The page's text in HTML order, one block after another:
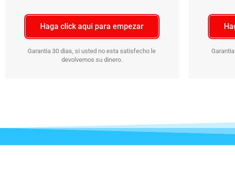
Haga click aqui para empezar
Garantia 30 dias, si usted no esta satisfecho le
devolvemos su dinero.